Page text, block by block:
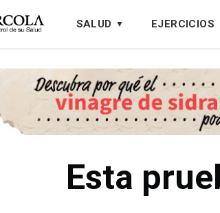
SALUD EJERCICIOS
Esta